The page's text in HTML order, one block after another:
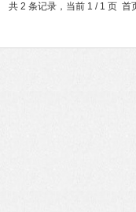
共 2 条记录，当前 1 / 1 页